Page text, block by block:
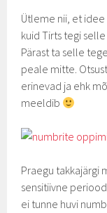
Ütleme nii, et
kuid Tirts tegi
Pärast ta selle
peale mitte.
erinevad ja ehk
meeldib
Praegu takkajärgi
sensitiivne
ei tunne huvi